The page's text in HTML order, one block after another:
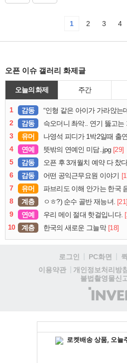
1 2 3 4
오픈 이슈 갤러리 화제글
오늘의 화제 주간
1 감동 “인형 같은 아이가 가라앉는데”…수심
2
감동 슥오더니 촤악.. 연기 뚫고는 가슴 툭
3
유머 나영석 피디가 1박2일때 출
4
연예 뜻밖의 연예인 미담..jpg [29]
5
감동 오픈 후 3개월치 예약 다 찼
6
감동 어떤 공익근무요원 이야기
7
유머 파브리도 이해 안가는 한국
8
계층 ㅇㅎ?) 순수 골반 재능녀. [21]
9
연예 우리 메이 절대 핫걸입니다.
10
계층 한국의 새로운 그늘막 [18]
로그인 PC화면
이용약관
개인정보처리방침
불법촬영물신
(주)
인